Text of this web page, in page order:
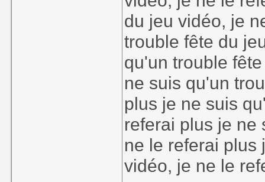
du jeu vidéo, je
trouble fête du
qu'un trouble
ne suis qu'un
plus je ne suis
referai plus je ne
ne le referai plus
vidéo, je ne le